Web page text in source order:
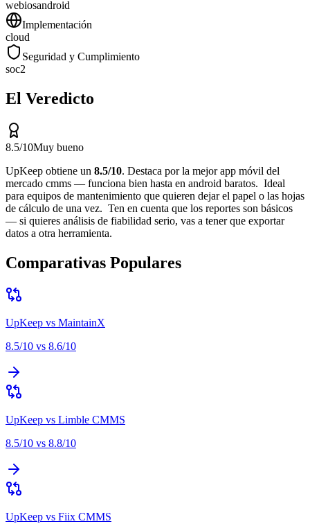
webiosandroid
Implementación
cloud
Seguridad y Cumplimiento
soc2
El Veredicto
8.5/10Muy bueno
UpKeep obtiene un 8.5/10. Destaca porla mejor app móvil del
mercado cmms — funciona bien hasta en android baratos. Ideal
para equipos de mantenimiento que quieren dejar el papel o las hojas
de cálculo de una vez. Ten en cuenta que los reportes son básicos
— si quieres análisis de fiabilidad serio, vas a tener que exportar
datos a otra herramienta.
Comparativas Populares
UpKeep vs MaintainX
8.5/10 vs 8.6/10
UpKeep vs Limble CMMS
8.5/10 vs 8.8/10
UpKeep vs Fiix CMMS